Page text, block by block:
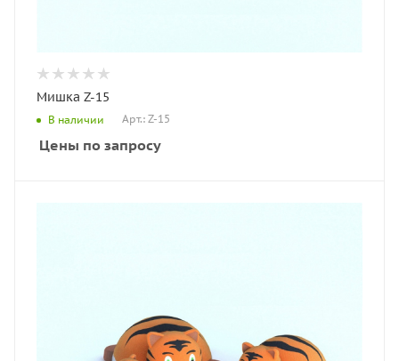
Мишка Z-15
В наличии Арт.: Z-15
Цены по запросу